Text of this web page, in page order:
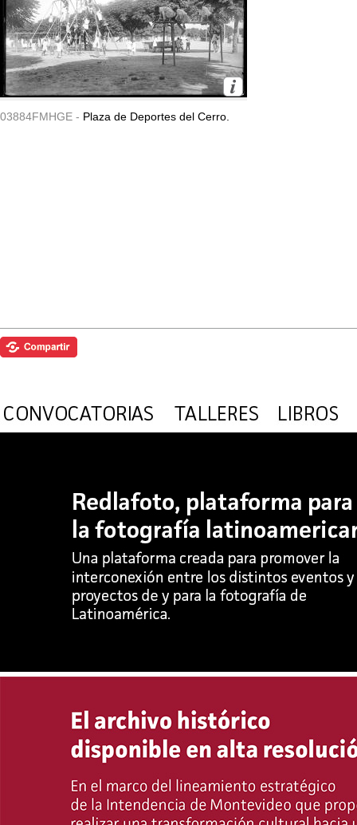
03884FMHGE - Plaza de Deportes del Cerro.